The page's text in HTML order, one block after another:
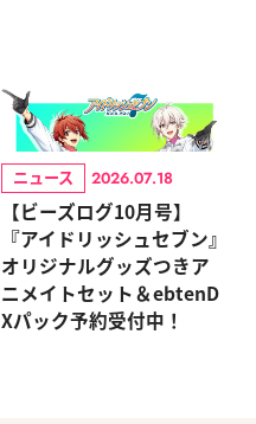
ニュース 2026.07.18
【ビーズログ10月号】
『アイドリッシュセブン』
オリジナルグッズつきア
ニメイトセット＆ebtenD
Xパック予約受付中！